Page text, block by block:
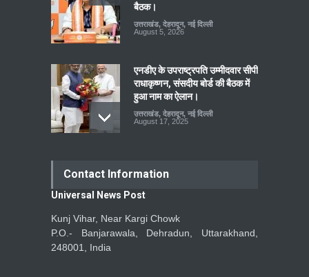
बैठक।
उत्तराखंड, देहरादून, नई दिल्ली
August 5, 2026
एनडीए के उपराष्ट्रपति उम्मीदवार सीपी
राधाकृष्णन, संसदीय बोर्ड की बैठक में
हुआ नाम का ऐलान।
उत्तराखंड, देहरादून, नई दिल्ली
August 17, 2025
Contact Information
Universal News Post
Kunj Vihar, Near Kargi Chowk
P.O.- Banjarawala, Dehradun, Uttarakhand,
248001, India